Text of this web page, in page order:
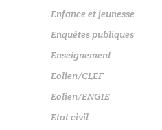
Enfance et jeunesse
Enquêtes publiques
Enseignement
Eolien/CLEF
Eolien/ENGIE
Etat civil